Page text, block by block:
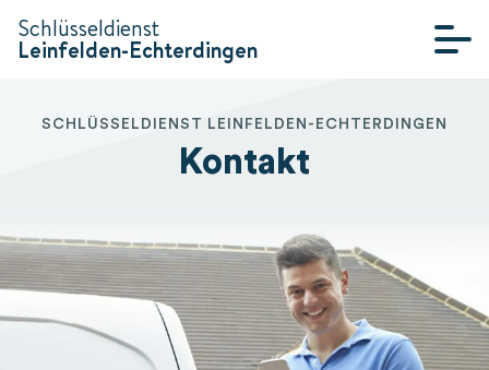
Schlüsseldienst
Leinfelden-Echterdingen
LEINFELDEN-
ECHTERDINGEN
ÜBER UNS
SCHLÜSSELDIENST LEINFELDEN-ECHTERDINGEN
Kontakt